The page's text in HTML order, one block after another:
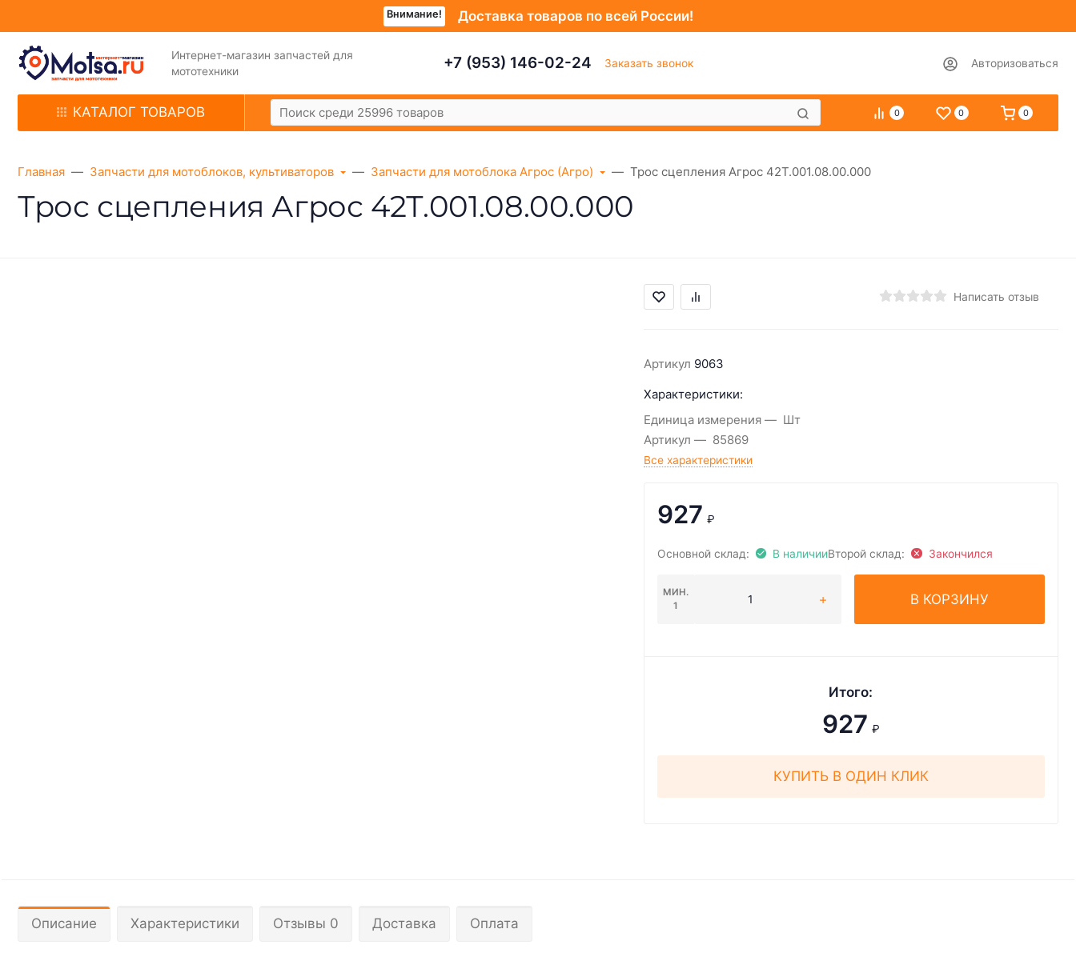
Внимание! Доставка товаров по всей России!
Интернет-магазин запчастей для
мототехники
+7 (953) 146-02-24 Заказать звонок Авторизоваться
КАТАЛОГ ТОВАРОВ 0 0 0
Главная Запчасти для мотоблоков, культиваторов Запчасти для мотоблока Агрос (Агро) Трос сцепления Агрос 42Т.001.08.00.000
Трос сцепления Агрос 42Т.001.08.00.000
Написать отзыв
Артикул 9063
Характеристики:
Единица измерения
Шт
Артикул
85869
Все характеристики
927 ₽
Основной склад: В наличииВторой склад: Закончился
МИН.
1
В КОРЗИНУ
Итого:
927 ₽
КУПИТЬ В ОДИН КЛИК
Описание Характеристики Отзывы 0 Доставка Оплата